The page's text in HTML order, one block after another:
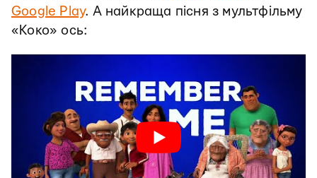
Google Play. А найкраща пісня з мультфільму
«Коко» ось: